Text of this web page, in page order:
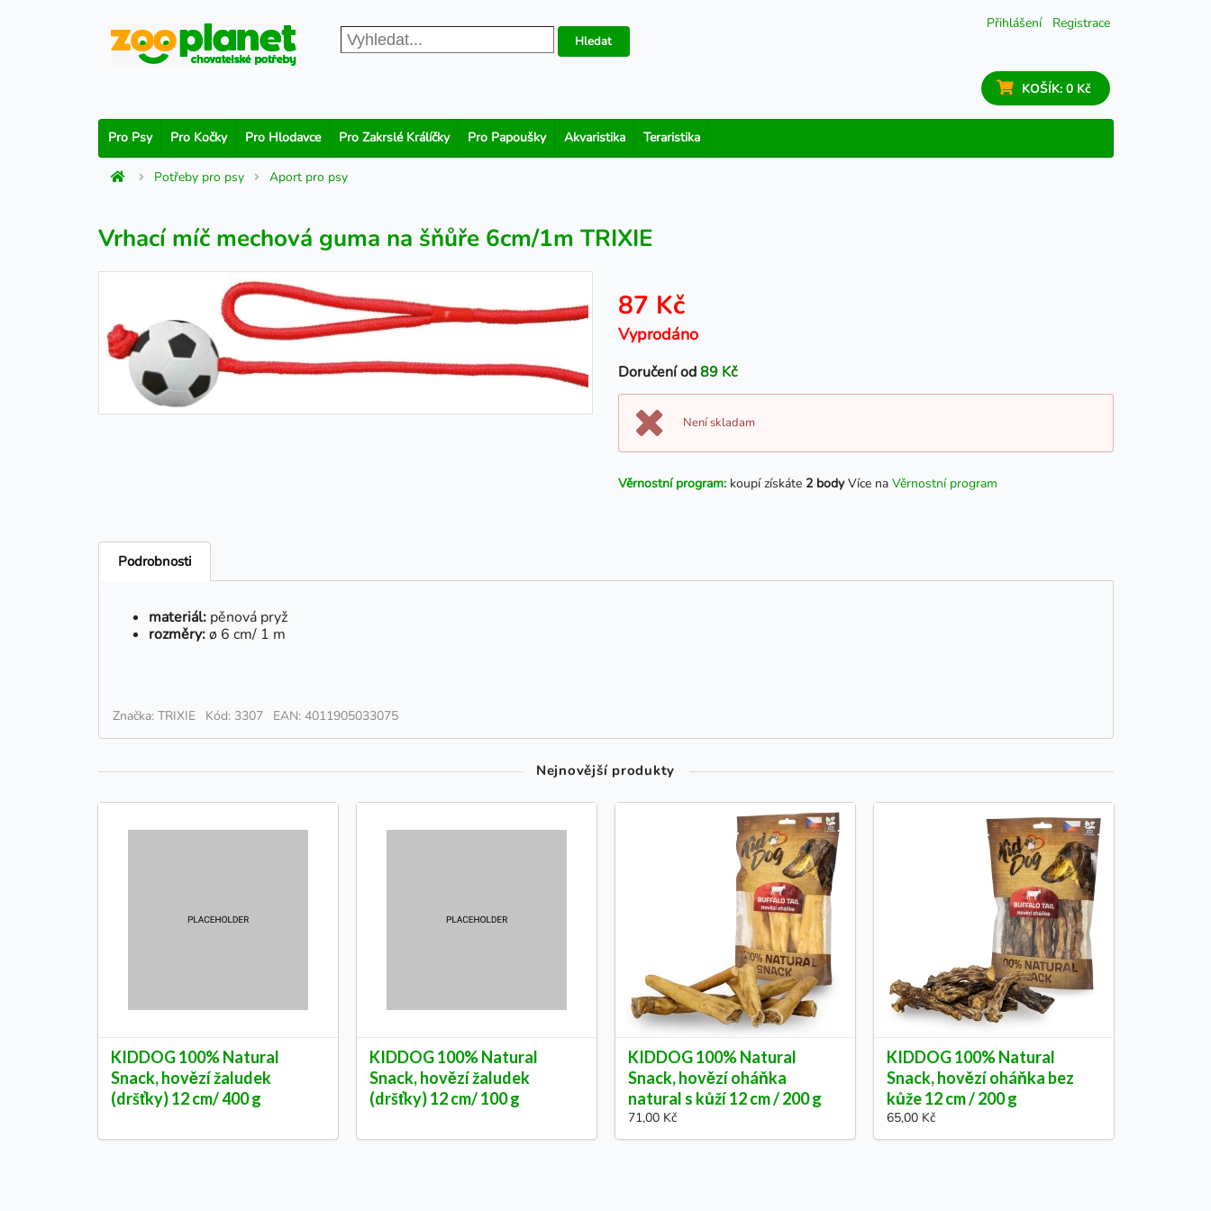
Přihlášení Registrace
Hledat
KOŠÍK: 0 Kč
Pro Psy Pro Kočky Pro Hlodavce Pro Zakrslé Králíčky Pro Papoušky Akvaristika Teraristika
Potřeby pro psy Aport pro psy
Vrhací míč mechová guma na šňůře 6cm/1m TRIXIE
87 Kč
Vyprodáno
Doručení od89 Kč
Není skladam
Věrnostní program: koupí získáte 2 bodyVíce na Věrnostní program
Podrobnosti
materiál: pěnová pryž
rozměry:ø 6 cm/ 1 m
Značka: TRIXIE Kód: 3307 EAN: 4011905033075
Nejnovější produkty
KIDDOG 100% Natural
Snack, hovězí žaludek
(dršťky) 12 cm/ 400 g
KIDDOG 100% Natural
Snack, hovězí žaludek
(dršťky) 12 cm/ 100 g
KIDDOG 100% Natural
Snack, hovězí oháňka
natural s kůží 12 cm / 200 g
71,00 Kč
KIDDOG 100% Natural
Snack, hovězí oháňka bez
kůže 12 cm / 200 g
65,00 Kč